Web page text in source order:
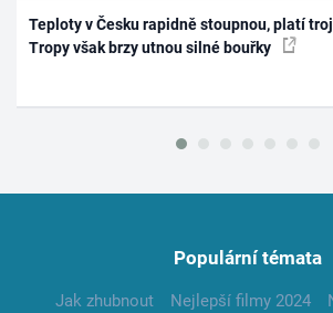
Teploty v Česku rapidně stoupnou, platí
Tropy však brzy utnou silné bouřky
Populární témata
Jak zhubnout Nejlepší filmy 2024